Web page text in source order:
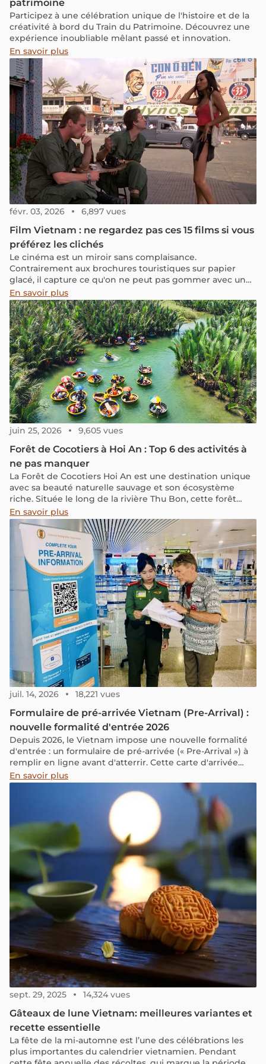
patrimoine
Participez à une célébration unique de l'histoire et de la
créativité à bord du Train du Patrimoine. Découvrez une
expérience inoubliable mêlant passé et innovation.
En savoir plus
févr. 03, 2026 6,897 vues
Film Vietnam : ne regardez pas ces 15 films si vous
préférez les clichés
Le cinéma est un miroir sans complaisance.
Contrairement aux brochures touristiques sur papier
glacé, il capture ce qu'on ne peut pas gommer avec un
filtre Instagram : les cicatrices invisibles de l'Histoire, la
moiteur étouffante des villes, les silences pesants des
traditions et la mélancolie féroce des jours de pluie.
En savoir plus
juin 25, 2026 9,605 vues
Forêt de Cocotiers à Hoi An : Top 6 des activités à
ne pas manquer
La Forêt de Cocotiers Hoi An est une destination unique
avec sa beauté naturelle sauvage et son écosystème
riche. Située le long de la rivière Thu Bon, cette forêt
offre une expérience de tourisme écologique captivante
avec ses bateaux en forme de panier, ses activités de
pêche et ses paysages paisibles. C'est l'endroit idéal pour
explorer la culture et la vie des habitants locaux.
En savoir plus
juil. 14, 2026 18,221 vues
Formulaire de pré-arrivée Vietnam (Pre-Arrival) :
nouvelle formalité d'entrée 2026
Depuis 2026, le Vietnam impose une nouvelle formalité
d'entrée : un formulaire de pré-arrivée (« Pre-Arrival ») à
remplir en ligne avant d'atterrir. Cette carte d'arrivée
électronique, aussi appelée déclaration de pré-arrivée
(système PAI), est gratuite, génère un QR code à
présenter à l'immigration et vise à accélérer le passage
En savoir plus
sept. 29, 2025 14,324 vues
Gâteaux de lune Vietnam: meilleures variantes et
recette essentielle
La fête de la mi-automne est l’une des célébrations les
plus importantes du calendrier vietnamien. Pendant